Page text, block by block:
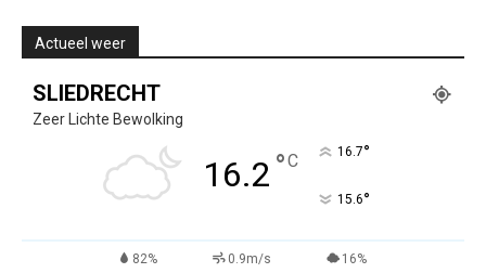
Actueel weer
SLIEDRECHT
Zeer Lichte Bewolking
16.2 °C 16.7°
15.6°
82% 0.9m/s 16%